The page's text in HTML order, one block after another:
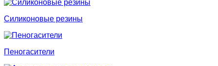
Силиконовые резины
Пеногасители